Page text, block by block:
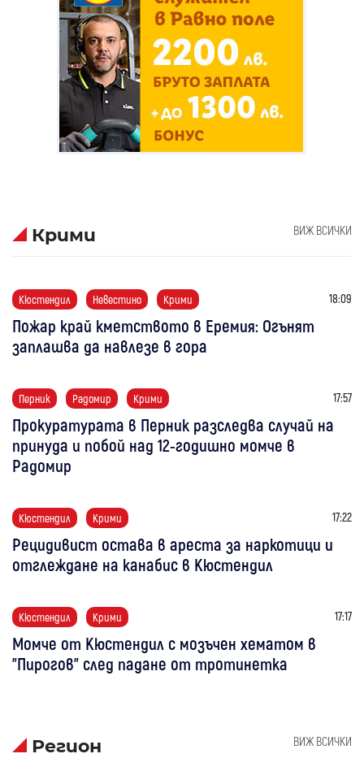
Крими ВИЖ ВСИЧКИ
Кюстендил Невестино Крими 18:09
Пожар край кметството в Еремия: Огънят
заплашва да навлезе в гора
Перник Радомир Крими 17:57
Прокуратурата в Перник разследва случай на
принуда и побой над 12-годишно момче в
Радомир
Кюстендил Крими 17:22
Рецидивист остава в ареста за наркотици и
отглеждане на канабис в Кюстендил
Кюстендил Крими 17:17
Момче от Кюстендил с мозъчен хематом в
"Пирогов" след падане от тротинетка
Регион ВИЖ ВСИЧКИ